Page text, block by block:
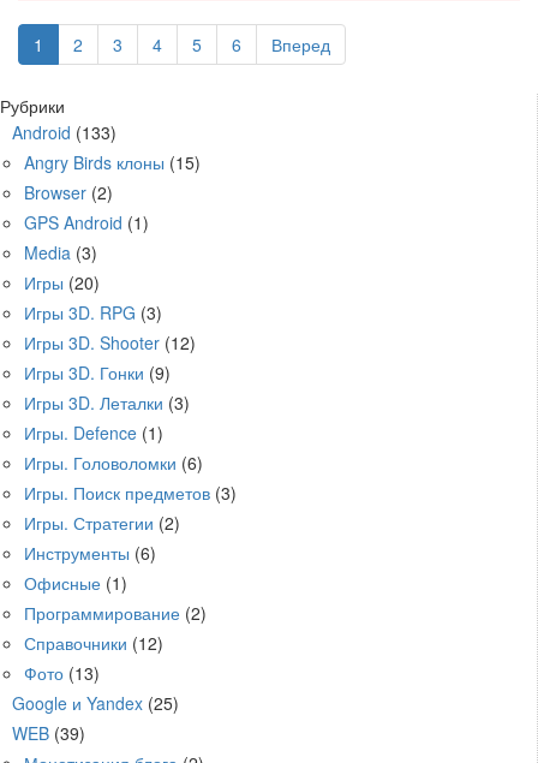
1 2 3 4 5 6 Вперед
Рубрики
Android (133)
Angry Birds клоны (15)
Browser (2)
GPS Android (1)
Media (3)
Игры (20)
Игры 3D. RPG (3)
Игры 3D. Shooter (12)
Игры 3D. Гонки (9)
Игры 3D. Леталки (3)
Игры. Defence (1)
Игры. Головоломки (6)
Игры. Поиск предметов (3)
Игры. Стратегии (2)
Инструменты (6)
Офисные (1)
Программирование (2)
Справочники (12)
Фото (13)
Google и Yandex (25)
WEB (39)